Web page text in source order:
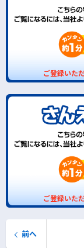
ご登録いた
ご登録いた
前へ